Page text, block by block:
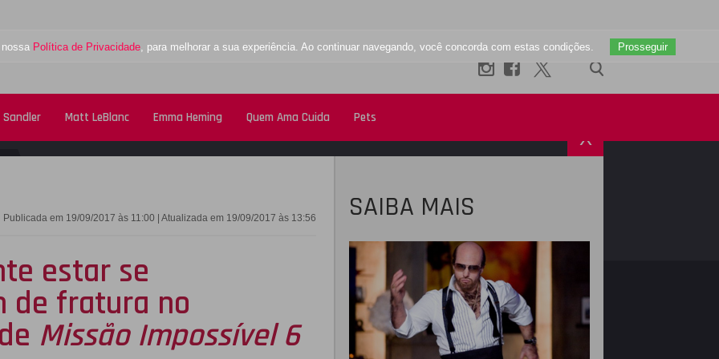
Política de Privacidade, para melhorar a sua experiência. Ao continuar navegando, você concorda com estas condições. Prosseguir
Sandler Matt LeBlanc Emma Heming Quem Ama Cuida Pets
X
Publicada em 19/09/2017 às 11:00 | Atualizada em 19/09/2017 às 13:56
estar se
de fratura no
Missão Impossível 6
SAIBA MAIS
TWITTER INSTAGRAM